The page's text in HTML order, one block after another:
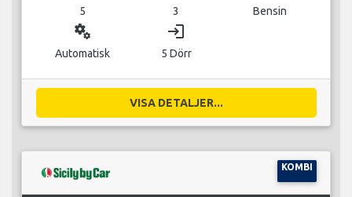
5 3 Bensin
miscellaneous_services
Automatisk
login
5 Dörr
VISA DETALJER...
KOMBI